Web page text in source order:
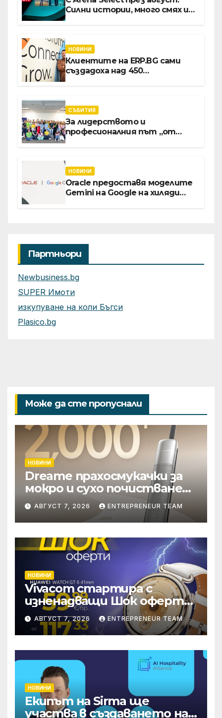
Силни истории, много смях и
НОВИНИ
Клиентите на ERP.BG сами
създадоха над 450
интелект
СЪБИТИЯ
За лидерството и
професионалния път „от
директор Асен Великов
НОВИНИ
Oracle предоставя моделите
Gemini на Google на хиляди
Партньори
Newbusiness.bg
SUPER Имоти
изкупуване на коли Бъгси
Plasico.bg
Може да сте пропуснали
НОВИНИ
Dreame прахосмукачки за
мокро и сухо почистване
надхвърлиха 2 000
патентни заявки в
световен мащаб
АВГУСТ 7, 2026 ENTREPRENEUR TEAM
НОВИНИ
Vivacom стартира с
изненадващи Шок оферти
през август онлайн
АВГУСТ 7, 2026 ENTREPRENEUR TEAM
НОВИНИ
Екипът на Sirma ще
участва в създаването на